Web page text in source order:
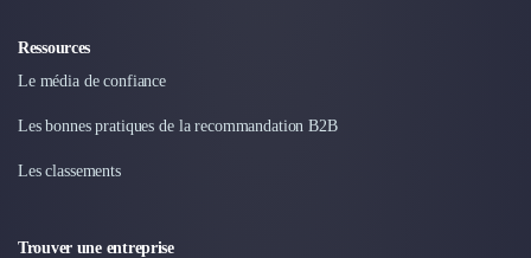
Réhabilitation et maintenance
Courtage en Energie
Nettoyage & Ménage
Espaces de Coworking
Ressources
Le média de confiance
Les bonnes pratiques de la recommandation B2B
Les classements
Trouver une entreprise